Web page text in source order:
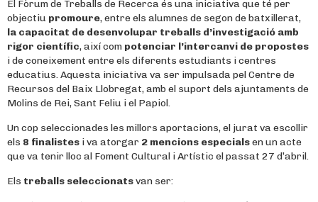
El Fòrum de Treballs de Recerca és una iniciativa que té per
objectiu promoure, entre els alumnes de segon de batxillerat,
la capacitat de desenvolupar treballs d’investigació amb
rigor científic, així com potenciar l’intercanvi de propostes
i de coneixement entre els diferents estudiants i centres
educatius. Aquesta iniciativa va ser impulsada pel Centre de
Recursos del Baix Llobregat, amb el suport dels ajuntaments de
Molins de Rei, Sant Feliu i el Papiol.
Un cop seleccionades les millors aportacions, el jurat va escollir
els 8 finalistes i va atorgar 2 mencions especialsen un acte
que va tenir lloc al Foment Cultural i Artístic el passat 27 d’abril.
Els treballs seleccionatsvan ser: